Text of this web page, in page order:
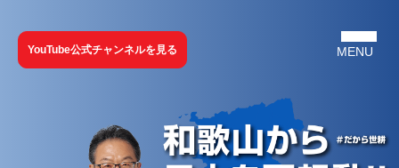
YouTube公式チャンネルを見る